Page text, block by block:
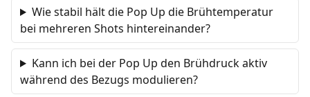
Wie stabil hält die Pop Up die Brühtemperatur
bei mehreren Shots hintereinander?
Kann ich bei der Pop Up den Brühdruck aktiv
während des Bezugs modulieren?